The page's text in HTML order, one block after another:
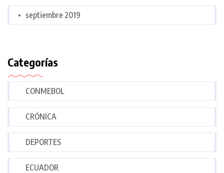
septiembre 2019
Categorías
CONMEBOL
CRÓNICA
DEPORTES
ECUADOR